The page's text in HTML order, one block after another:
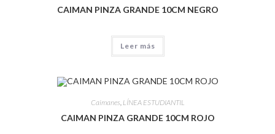
CAIMAN PINZA GRANDE 10CM NEGRO
Leer más
Caimanes, LÍNEA ESTUDIANTIL
CAIMAN PINZA GRANDE 10CM ROJO